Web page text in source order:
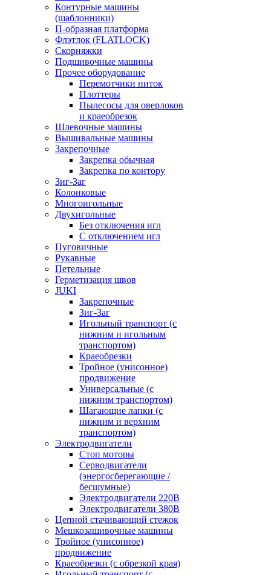
Контурные машины
(шаблонники)
П-образная платформа
Флэтлок (FLATLOCK)
Скорняжки
Подшивочные машины
Прочее оборудование
Перемотчики ниток
Плоттеры
Пылесосы для оверлоков
и краеобрезок
Шлевочные машины
Вышивальные машины
Закрепочные
Закрепка обычная
Закрепка по контору
Зиг-Заг
Колонковые
Многоигольные
Двухигольные
Без отключения игл
С отключением игл
Пуговичные
Рукавные
Петельные
Герметизация швов
JUKI
Закрепочные
Зиг-Заг
Игольный транспорт (с
нижним и игольным
транспортом)
Краеобрезки
Тройное (унисонное)
продвижение
Универсальные (с
нижним транспортом)
Шагающие лапки (с
нижним и верхним
транспортом)
Электродвигатели
Стоп моторы
Серводвигатели
(энергосберегающие /
бесшумные)
Электродвигатели 220В
Электродвигатели 380В
Цепной стачивающий стежок
Мешкозашивочные машины
Тройное (унисонное)
продвижение
Краеобрезки (с обрезкой края)